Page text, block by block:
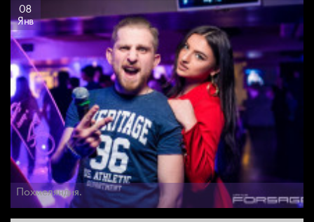
08
Янв
Похмеляндия.